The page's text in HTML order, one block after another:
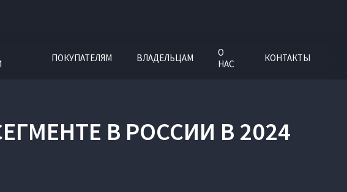
ПОКУПАТЕЛЯМ ВЛАДЕЛЬЦАМ
О
НАС
КОНТАКТЫ
В РОССИИ В 2024